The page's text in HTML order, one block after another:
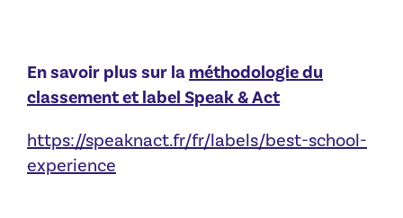
En savoir plus sur laméthodologie du
classement et label Speak & Act
https://speaknact.fr/fr/labels/best-school-
experience